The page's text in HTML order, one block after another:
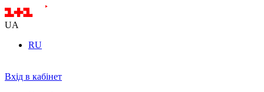
UA
RU
Вхід в кабінет